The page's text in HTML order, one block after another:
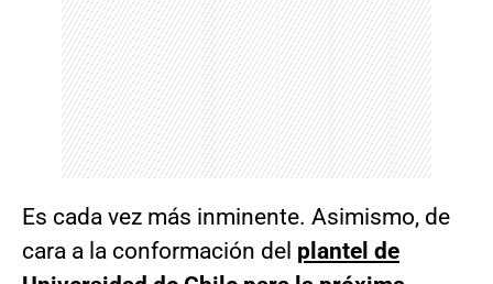
Es cada vez más inminente. Asimismo, de
cara a la conformación del plantel de